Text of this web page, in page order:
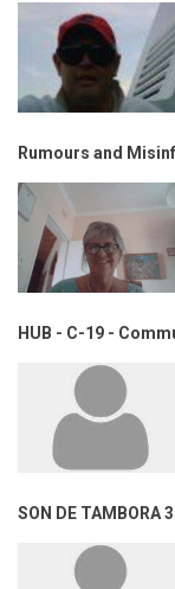
Rumours and
HUB - C-19 -
SON DE